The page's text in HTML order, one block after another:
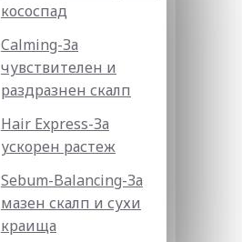
кососпад
Calming-За
чувствителен и
раздразнен скалп
Hair Express-За
ускорен растеж
Sebum-Balancing-За
мазен скалп и сухи
краища